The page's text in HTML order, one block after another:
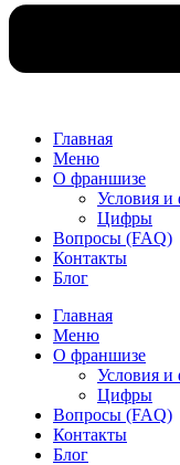
Главная
Меню
О франшизе
Условия
Цифры
Вопросы (FAQ)
Контакты
Блог
Главная
Меню
О франшизе
Условия
Цифры
Вопросы (FAQ)
Контакты
Блог